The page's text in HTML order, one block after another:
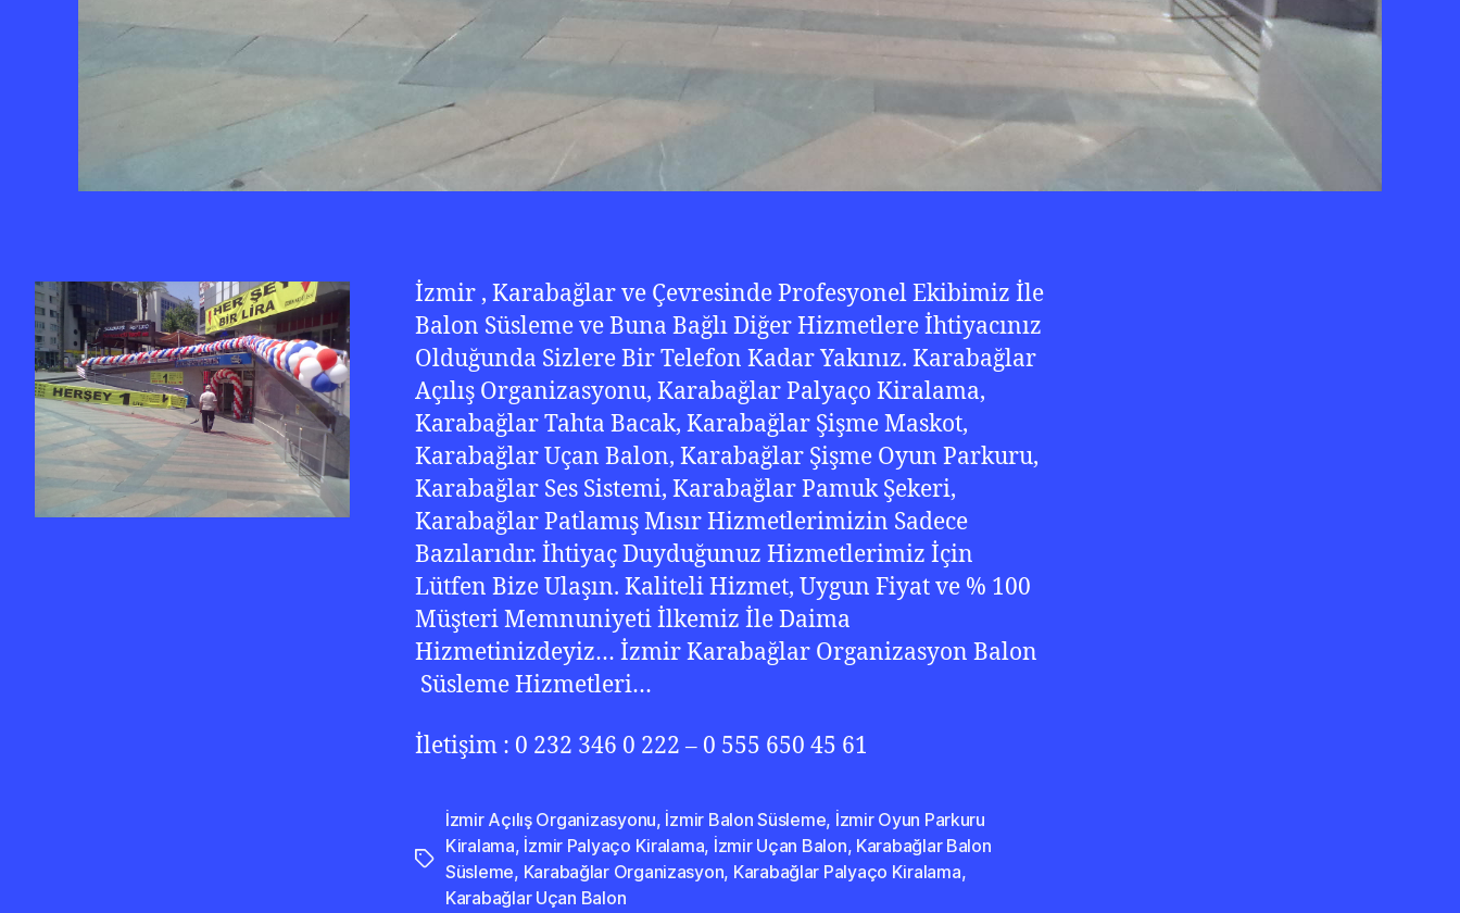
İzmir , Karabağlar ve Çevresinde Profesyonel Ekibimiz İle
Balon Süsleme ve Buna Bağlı Diğer Hizmetlere İhtiyacınız
Olduğunda Sizlere Bir Telefon Kadar Yakınız. Karabağlar
Açılış Organizasyonu, Karabağlar Palyaço Kiralama,
Karabağlar Tahta Bacak, Karabağlar Şişme Maskot,
Karabağlar Uçan Balon, Karabağlar Şişme Oyun Parkuru,
Karabağlar Ses Sistemi, Karabağlar Pamuk Şekeri,
Karabağlar Patlamış Mısır Hizmetlerimizin Sadece
Bazılarıdır. İhtiyaç Duyduğunuz Hizmetlerimiz İçin
Lütfen Bize Ulaşın. Kaliteli Hizmet, Uygun Fiyat ve % 100
Müşteri Memnuniyeti İlkemiz İle Daima
Hizmetinizdeyiz… İzmir Karabağlar Organizasyon Balon
Süsleme Hizmetleri…
İletişim : 0 232 346 0 222 – 0 555 650 45 61
Etiketler
İzmir Açılış Organizasyonu, İzmir Balon Süsleme, İzmir Oyun Parkuru
Kiralama, İzmir Palyaço Kiralama, İzmir Uçan Balon, Karabağlar Balon
Süsleme, Karabağlar Organizasyon, Karabağlar Palyaço Kiralama,
Karabağlar Uçan Balon